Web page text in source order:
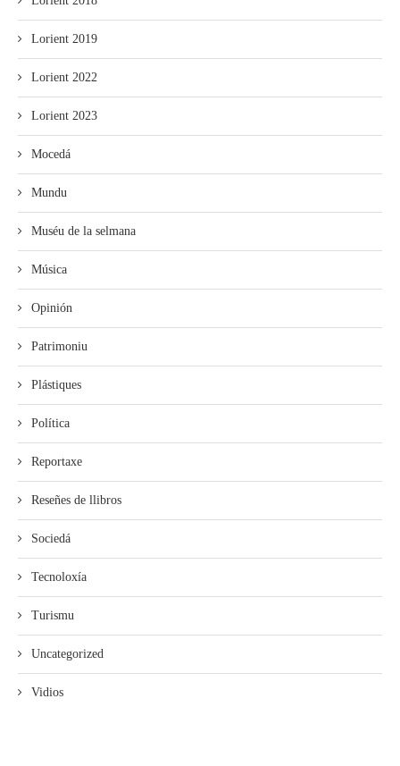
Lorient 2019
Lorient 2022
Lorient 2023
Mocedá
Mundu
Muséu de la selmana
Música
Opinión
Patrimoniu
Plástiques
Política
Reportaxe
Reseñes de llibros
Sociedá
Tecnoloxía
Turismu
Uncategorized
Vidios